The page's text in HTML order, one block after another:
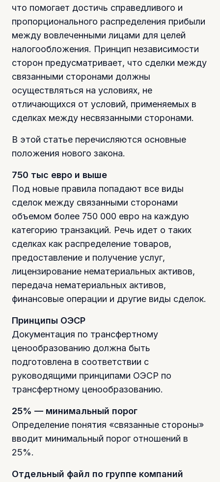
что помогает достичь справедливого и
пропорционального распределения прибыли
между вовлеченными лицами для целей
налогообложения. Принцип независимости
сторон предусматривает, что сделки между
связанными сторонами должны
осуществляться на условиях, не
отличающихся от условий, применяемых в
сделках между несвязанными сторонами.
В этой статье перечисляются основные
положения нового закона.
750 тыс евро и выше
Под новые правила попадают все виды
сделок между связанными сторонами
объемом более 750 000 евро на каждую
категорию транзакций. Речь идет о таких
сделках как распределение товаров,
предоставление и получение услуг,
лицензирование нематериальных активов,
передача нематериальных активов,
финансовые операции и другие виды сделок.
Принципы ОЭСР
Документация по трансфертному
ценообразованию должна быть
подготовлена в соответствии с
руководящими принципами ОЭСР по
трансфертному ценообразованию.
25% — минимальный порог
Определение понятия «связанные стороны»
вводит минимальный порог отношений в
25%.
Отдельный файл по группе компаний